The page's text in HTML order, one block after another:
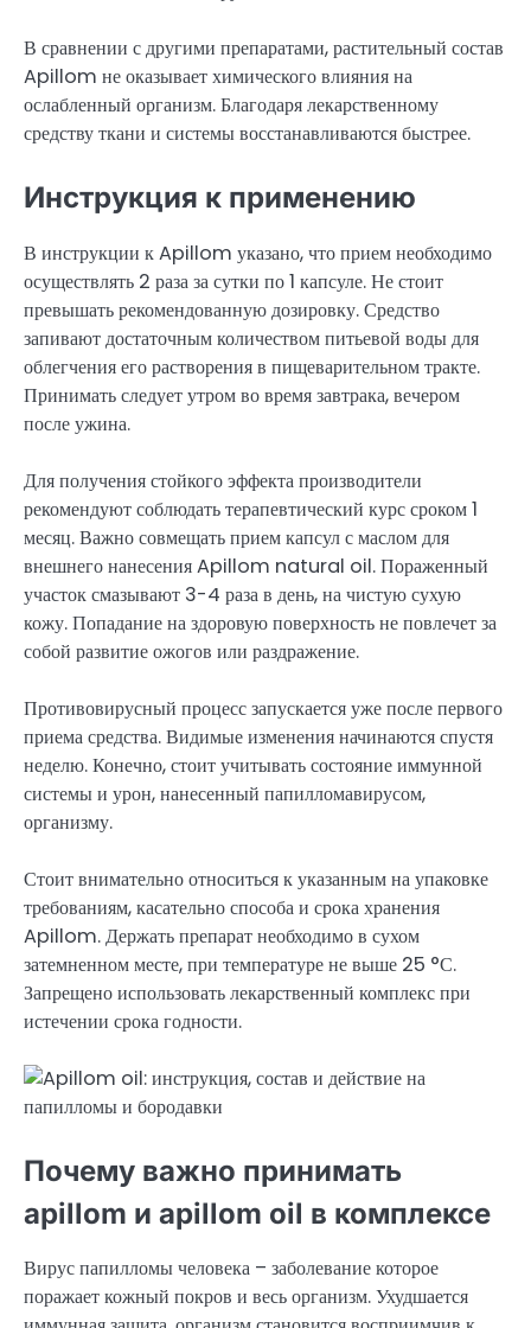
В сравнении с другими препаратами, растительный состав
Apillom не оказывает химического влияния на
ослабленный организм. Благодаря лекарственному
средству ткани и системы восстанавливаются быстрее.
Инструкция к применению
В инструкции к Apillom указано, что прием необходимо
осуществлять 2 раза за сутки по 1 капсуле. Не стоит
превышать рекомендованную дозировку. Средство
запивают достаточным количеством питьевой воды для
облегчения его растворения в пищеварительном тракте.
Принимать следует утром во время завтрака, вечером
после ужина.
Для получения стойкого эффекта производители
рекомендуют соблюдать терапевтический курс сроком 1
месяц. Важно совмещать прием капсул с маслом для
внешнего нанесения Apillom natural oil. Пораженный
участок смазывают 3-4 раза в день, на чистую сухую
кожу. Попадание на здоровую поверхность не повлечет за
собой развитие ожогов или раздражение.
Противовирусный процесс запускается уже после первого
приема средства. Видимые изменения начинаются спустя
неделю. Конечно, стоит учитывать состояние иммунной
системы и урон, нанесенный папилломавирусом,
организму.
Стоит внимательно относиться к указанным на упаковке
требованиям, касательно способа и срока хранения
Apillom. Держать препарат необходимо в сухом
затемненном месте, при температуре не выше 25 °С.
Запрещено использовать лекарственный комплекс при
истечении срока годности.
Почему важно принимать
apillom и apillom oil в комплексе
Вирус папилломы человека – заболевание которое
поражает кожный покров и весь организм. Ухудшается